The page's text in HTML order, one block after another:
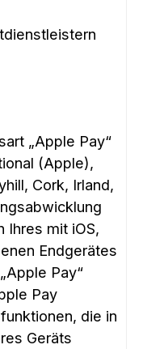
„Apple Pay“
(Apple),
Cork, Irland,
Ihres mit iOS,
Endgerätes
Pay“
Pay
die in
Geräts